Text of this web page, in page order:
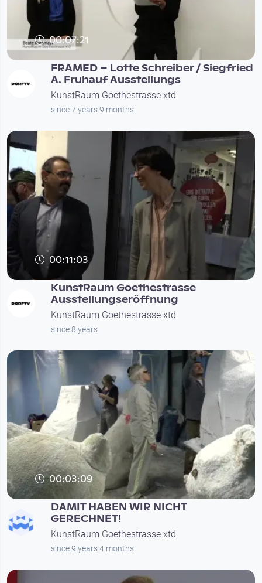
00:07:21
FRAMED – Lotte Schreiber / Siegfried
A. Fruhauf Ausstellungs
KunstRaum Goethestrasse xtd
since 7 years 9 months
00:11:03
KunstRaum Goethestrasse
Ausstellungseröffnung
KunstRaum Goethestrasse xtd
since 8 years
00:03:09
DAMIT HABEN WIR NICHT
GERECHNET!
KunstRaum Goethestrasse xtd
since 9 years 4 months